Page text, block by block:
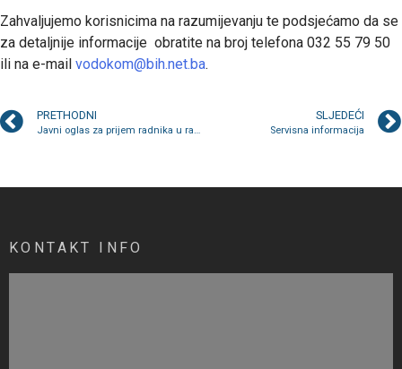
Zahvaljujemo korisnicima na razumijevanju te podsjećamo da se
za detaljnije informacije obratite na broj telefona 032 55 79 50
ili na e-mail vodokom@bih.net.ba.
PRETHODNI
Javni oglas za prijem radnika u radni odnos na određeno vrijeme
SLJEDEĆI
Servisna informacija
KONTAKT INFO